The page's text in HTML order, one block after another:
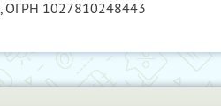
, ОГРН 1027810248443